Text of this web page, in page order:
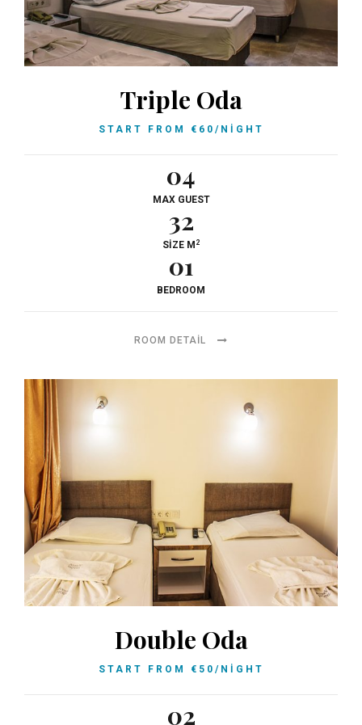
Triple Oda
START FROM € 60 /NIGHT
04
MAX GUEST
32
SIZE M 2
01
BEDROOM
ROOM DETAIL
Double Oda
START FROM € 50 /NIGHT
02